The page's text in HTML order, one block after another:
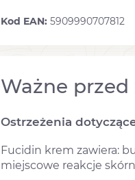
Kod EAN: 5909990707812
Ważne
Ostrzeżenia
Fucidin krem zawiera:
miejscowe reakcje